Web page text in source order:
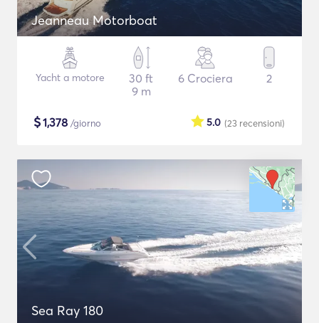
Jeanneau Motorboat
Yacht a motore
30 ft
9 m
6 Crociera 2
$1,378 /giorno (23 recensioni)
5.0
Sea Ray 180